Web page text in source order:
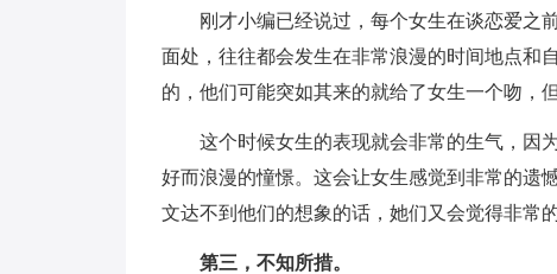
刚才小编已经说过，每个女生在谈恋爱之
面处，往往都会发生在非常浪漫的时间地点和
的，他们可能突如其来的就给了女生一个吻，
这个时候女生的表现就会非常的生气，因
好而浪漫的憧憬。这会让女生感觉到非常的遗
文达不到他们的想象的话，她们又会觉得非常的
第三，不知所措。